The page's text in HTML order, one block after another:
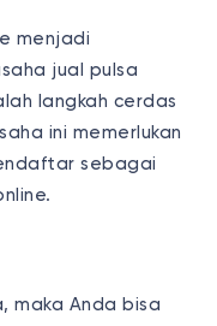
menjadi
jual pulsa
langkah cerdas
ini memerlukan
sebagai
maka Anda bisa